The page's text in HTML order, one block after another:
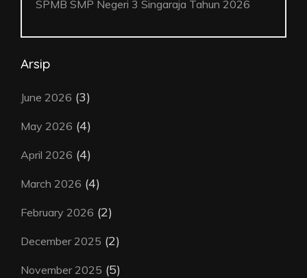
SPMB SMP Negeri 3 Singaraja Tahun 2026
Arsip
June 2026 (3)
May 2026 (4)
April 2026 (4)
March 2026 (4)
February 2026 (2)
December 2025 (2)
November 2025 (5)